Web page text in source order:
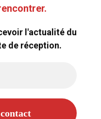
l'actualité du
de réception.